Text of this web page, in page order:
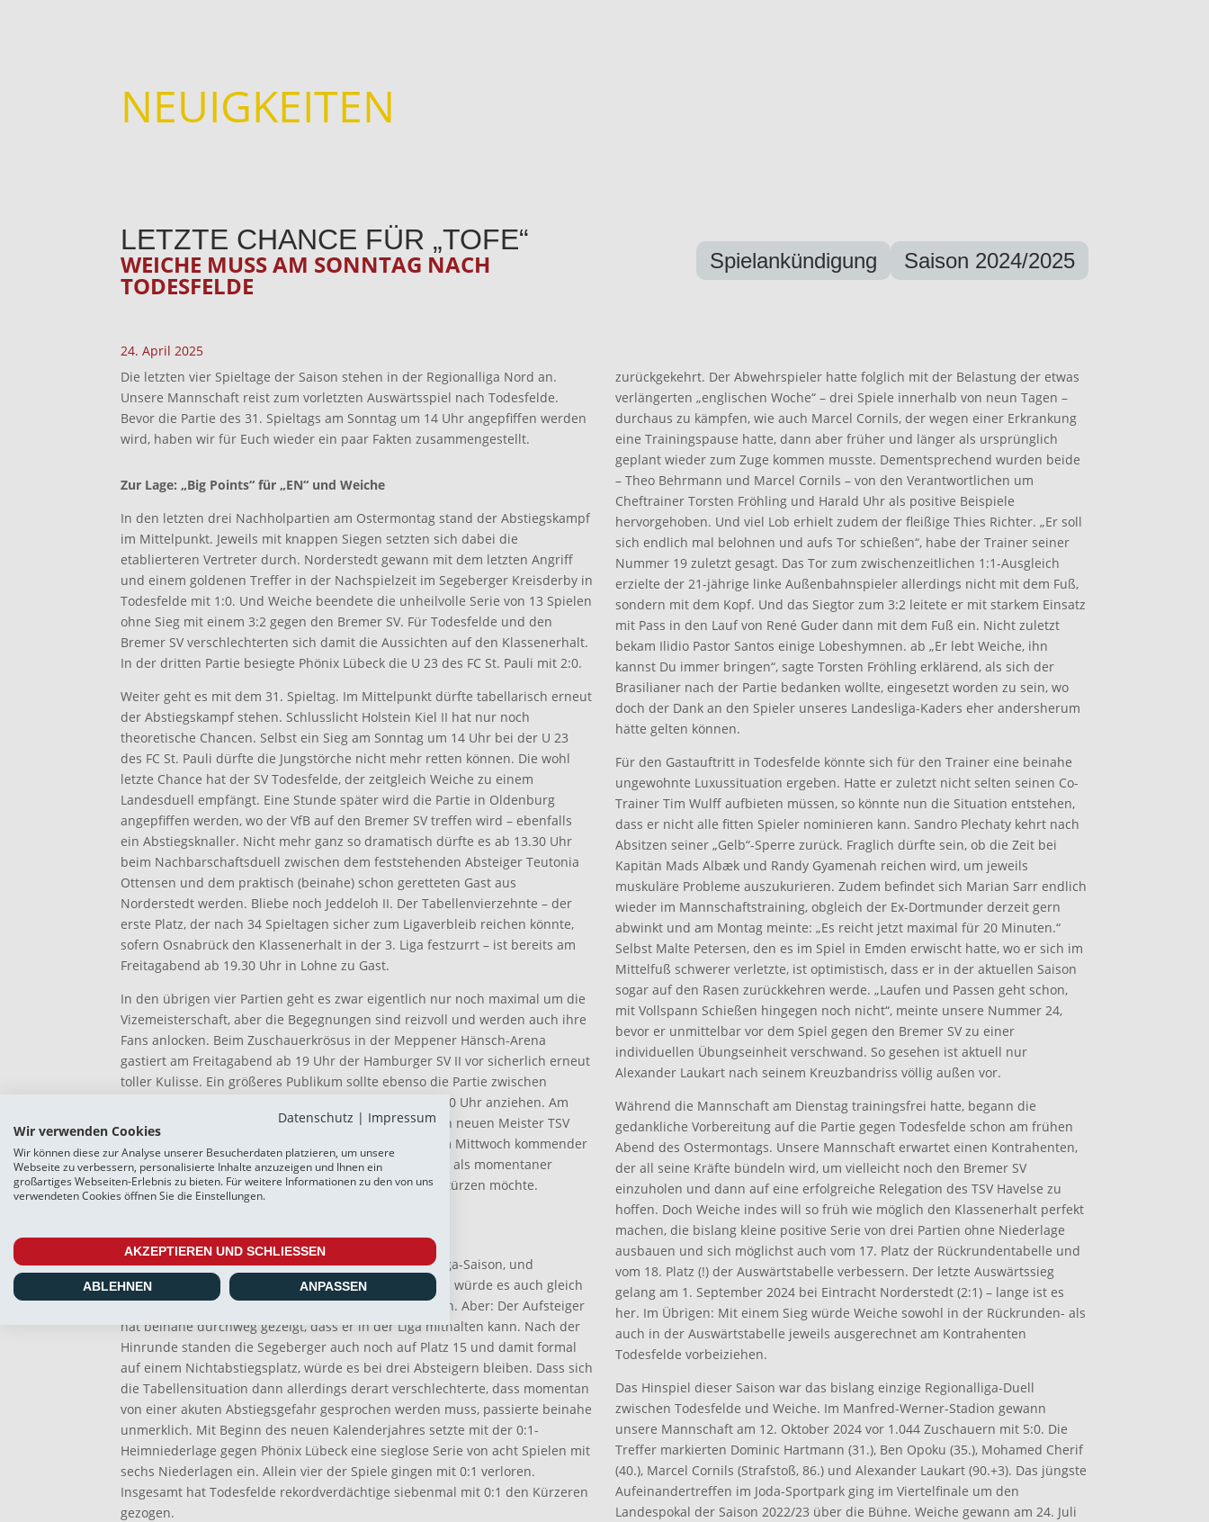
NEUIGKEITEN
LETZTE CHANCE FÜR „TOFE“
WEICHE MUSS AM SONNTAG NACH
TODESFELDE
Spielankündigung Saison 2024/2025
24. April 2025
Die letzten vier Spieltage der Saison stehen in der Regionalliga Nord an.
Unsere Mannschaft reist zum vorletzten Auswärtsspiel nach Todesfelde.
Bevor die Partie des 31. Spieltags am Sonntag um 14 Uhr angepfiffen werden
wird, haben wir für Euch wieder ein paar Fakten zusammengestellt.
Zur Lage: „Big Points“ für „EN“ und Weiche
In den letzten drei Nachholpartien am Ostermontag stand der Abstiegskampf
im Mittelpunkt. Jeweils mit knappen Siegen setzten sich dabei die
etablierteren Vertreter durch. Norderstedt gewann mit dem letzten Angriff
und einem goldenen Treffer in der Nachspielzeit im Segeberger Kreisderby in
Todesfelde mit 1:0. Und Weiche beendete die unheilvolle Serie von 13 Spielen
ohne Sieg mit einem 3:2 gegen den Bremer SV. Für Todesfelde und den
Bremer SV verschlechterten sich damit die Aussichten auf den Klassenerhalt.
In der dritten Partie besiegte Phönix Lübeck die U 23 des FC St. Pauli mit 2:0.
Weiter geht es mit dem 31. Spieltag. Im Mittelpunkt dürfte tabellarisch erneut
der Abstiegskampf stehen. Schlusslicht Holstein Kiel II hat nur noch
theoretische Chancen. Selbst ein Sieg am Sonntag um 14 Uhr bei der U 23
des FC St. Pauli dürfte die Jungstörche nicht mehr retten können. Die wohl
letzte Chance hat der SV Todesfelde, der zeitgleich Weiche zu einem
Landesduell empfängt. Eine Stunde später wird die Partie in Oldenburg
angepfiffen werden, wo der VfB auf den Bremer SV treffen wird – ebenfalls
ein Abstiegsknaller. Nicht mehr ganz so dramatisch dürfte es ab 13.30 Uhr
beim Nachbarschaftsduell zwischen dem feststehenden Absteiger Teutonia
Ottensen und dem praktisch (beinahe) schon geretteten Gast aus
Norderstedt werden. Bliebe noch Jeddeloh II. Der Tabellenvierzehnte – der
erste Platz, der nach 34 Spieltagen sicher zum Ligaverbleib reichen könnte,
sofern Osnabrück den Klassenerhalt in der 3. Liga festzurrt – ist bereits am
Freitagabend ab 19.30 Uhr in Lohne zu Gast.
In den übrigen vier Partien geht es zwar eigentlich nur noch maximal um die
Vizemeisterschaft, aber die Begegnungen sind reizvoll und werden auch ihre
Fans anlocken. Beim Zuschauerkrösus in der Meppener Hänsch-Arena
gastiert am Freitagabend ab 19 Uhr der Hamburger SV II vor sicherlich erneut
toller Kulisse. Ein größeres Publikum sollte ebenso die Partie zwischen
Kickers Emden und den VfB Lübeck am Freitag ab 19.30 Uhr anziehen. Am
Sonntag fordert der 1. FC Phönix Lübeck ab 14 Uhr den neuen Meister TSV
Havelse heraus. Beschlossen wird der Spieltag erst am Mittwoch kommender
Woche (30.04.2025) ab 19 Uhr, wenn Werder Bremen II als momentaner
Vierter gern den Tabellenzweiten Drochtersen/Assel stürzen möchte.
Der SV Todesfelde spielt aktuell seine erste Regionalliga-Saison, und
momentan sieht es als Tabellensiebzehnter so aus, als würde es auch gleich
wieder in die Oberliga Schleswig-Holstein zurückgehen. Aber: Der Aufsteiger
hat beinahe durchweg gezeigt, dass er in der Liga mithalten kann. Nach der
Hinrunde standen die Segeberger auch noch auf Platz 15 und damit formal
auf einem Nichtabstiegsplatz, würde es bei drei Absteigern bleiben. Dass sich
die Tabellensituation dann allerdings derart verschlechterte, dass momentan
von einer akuten Abstiegsgefahr gesprochen werden muss, passierte beinahe
unmerklich. Mit Beginn des neuen Kalenderjahres setzte mit der 0:1-
Heimniederlage gegen Phönix Lübeck eine sieglose Serie von acht Spielen mit
sechs Niederlagen ein. Allein vier der Spiele gingen mit 0:1 verloren.
Insgesamt hat Todesfelde rekordverdächtige siebenmal mit 0:1 den Kürzeren
gezogen.
zurückgekehrt. Der Abwehrspieler hatte folglich mit der Belastung der etwas
verlängerten „englischen Woche“ – drei Spiele innerhalb von neun Tagen –
durchaus zu kämpfen, wie auch Marcel Cornils, der wegen einer Erkrankung
eine Trainingspause hatte, dann aber früher und länger als ursprünglich
geplant wieder zum Zuge kommen musste. Dementsprechend wurden beide
– Theo Behrmann und Marcel Cornils – von den Verantwortlichen um
Cheftrainer Torsten Fröhling und Harald Uhr als positive Beispiele
hervorgehoben. Und viel Lob erhielt zudem der fleißige Thies Richter. „Er soll
sich endlich mal belohnen und aufs Tor schießen“, habe der Trainer seiner
Nummer 19 zuletzt gesagt. Das Tor zum zwischenzeitlichen 1:1-Ausgleich
erzielte der 21-jährige linke Außenbahnspieler allerdings nicht mit dem Fuß,
sondern mit dem Kopf. Und das Siegtor zum 3:2 leitete er mit starkem Einsatz
mit Pass in den Lauf von René Guder dann mit dem Fuß ein. Nicht zuletzt
bekam Ilidio Pastor Santos einige Lobeshymnen. ab „Er lebt Weiche, ihn
kannst Du immer bringen“, sagte Torsten Fröhling erklärend, als sich der
Brasilianer nach der Partie bedanken wollte, eingesetzt worden zu sein, wo
doch der Dank an den Spieler unseres Landesliga-Kaders eher andersherum
hätte gelten können.
Für den Gastauftritt in Todesfelde könnte sich für den Trainer eine beinahe
ungewohnte Luxussituation ergeben. Hatte er zuletzt nicht selten seinen Co-
Trainer Tim Wulff aufbieten müssen, so könnte nun die Situation entstehen,
dass er nicht alle fitten Spieler nominieren kann. Sandro Plechaty kehrt nach
Absitzen seiner „Gelb“-Sperre zurück. Fraglich dürfte sein, ob die Zeit bei
Kapitän Mads Albæk und Randy Gyamenah reichen wird, um jeweils
muskuläre Probleme auszukurieren. Zudem befindet sich Marian Sarr endlich
wieder im Mannschaftstraining, obgleich der Ex-Dortmunder derzeit gern
abwinkt und am Montag meinte: „Es reicht jetzt maximal für 20 Minuten.“
Selbst Malte Petersen, den es im Spiel in Emden erwischt hatte, wo er sich im
Mittelfuß schwerer verletzte, ist optimistisch, dass er in der aktuellen Saison
sogar auf den Rasen zurückkehren werde. „Laufen und Passen geht schon,
mit Vollspann Schießen hingegen noch nicht“, meinte unsere Nummer 24,
bevor er unmittelbar vor dem Spiel gegen den Bremer SV zu einer
individuellen Übungseinheit verschwand. So gesehen ist aktuell nur
Alexander Laukart nach seinem Kreuzbandriss völlig außen vor.
Während die Mannschaft am Dienstag trainingsfrei hatte, begann die
gedankliche Vorbereitung auf die Partie gegen Todesfelde schon am frühen
Abend des Ostermontags. Unsere Mannschaft erwartet einen Kontrahenten,
der all seine Kräfte bündeln wird, um vielleicht noch den Bremer SV
einzuholen und dann auf eine erfolgreiche Relegation des TSV Havelse zu
hoffen. Doch Weiche indes will so früh wie möglich den Klassenerhalt perfekt
machen, die bislang kleine positive Serie von drei Partien ohne Niederlage
ausbauen und sich möglichst auch vom 17. Platz der Rückrundentabelle und
vom 18. Platz (!) der Auswärtstabelle verbessern. Der letzte Auswärtssieg
gelang am 1. September 2024 bei Eintracht Norderstedt (2:1) – lange ist es
her. Im Übrigen: Mit einem Sieg würde Weiche sowohl in der Rückrunden- als
auch in der Auswärtstabelle jeweils ausgerechnet am Kontrahenten
Todesfelde vorbeiziehen.
Das Hinspiel dieser Saison war das bislang einzige Regionalliga-Duell
zwischen Todesfelde und Weiche. Im Manfred-Werner-Stadion gewann
unsere Mannschaft am 12. Oktober 2024 vor 1.044 Zuschauern mit 5:0. Die
Treffer markierten Dominic Hartmann (31.), Ben Opoku (35.), Mohamed Cherif
(40.), Marcel Cornils (Strafstoß, 86.) und Alexander Laukart (90.+3). Das jüngste
Aufeinandertreffen im Joda-Sportpark ging im Viertelfinale um den
Landespokal der Saison 2022/23 über die Bühne. Weiche gewann am 24. Juli
Datenschutz | Impressum
Wir verwenden Cookies
Wir können diese zur Analyse unserer Besucherdaten platzieren, um unsere
Webseite zu verbessern, personalisierte Inhalte anzuzeigen und Ihnen ein
großartiges Webseiten-Erlebnis zu bieten. Für weitere Informationen zu den von uns
verwendeten Cookies öffnen Sie die Einstellungen.
AKZEPTIEREN UND SCHLIESSEN
ABLEHNEN ANPASSEN